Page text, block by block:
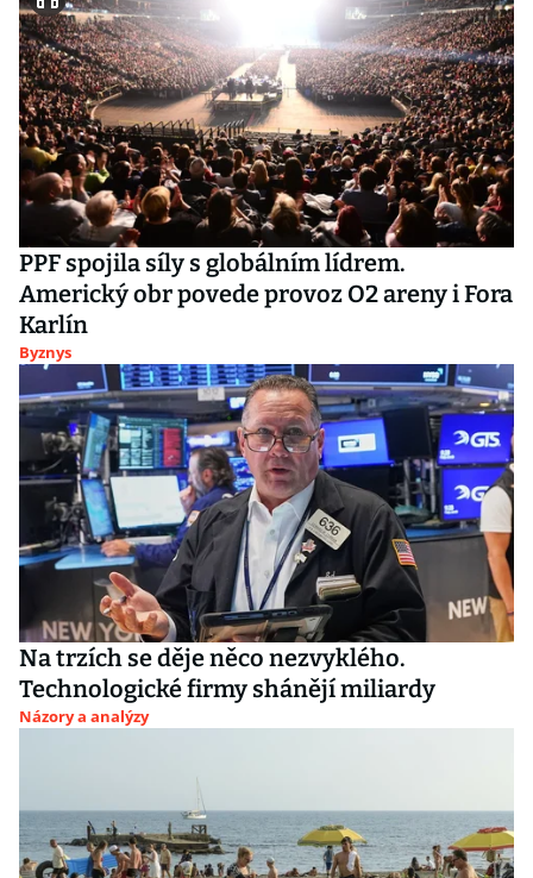
PPF spojila síly s globálním lídrem.
Americký obr povede provoz O2 areny i Fora
Karlín
Byznys
Na trzích se děje něco nezvyklého.
Technologické firmy shánějí miliardy
Názory a analýzy